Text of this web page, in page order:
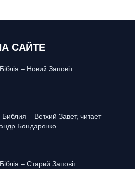
САЙТЕ
– Новий Заповіт
– Ветхий Завет, читает
Бондаренко
– Старий Заповіт